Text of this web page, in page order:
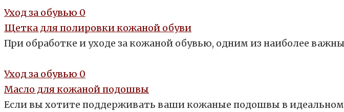
Уход за обувью 0
Щетка для полировки кожаной обуви
При обработке и уходе за кожаной обувью, одним из наиболее
Уход за обувью 0
Масло для кожаной подошвы
Если вы хотите поддерживать ваши кожаные подошвы в идеальном